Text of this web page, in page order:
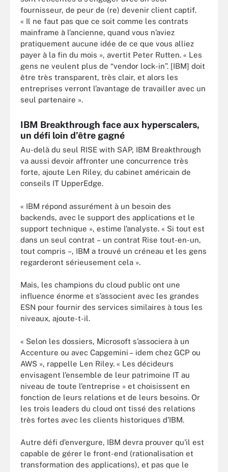
fournisseur, de peur de (re) devenir client captif.
« Il ne faut pas que ce soit comme les contrats
mainframe à l’ancienne, quand vous n’aviez
pratiquement aucune idée de ce que vous alliez
payer à la fin du mois », avertit Peter Rutten. « Les
gens ne veulent plus de “vendor lock-in”. [IBM] doit
être très transparent, très clair, et alors les
entreprises verront l’avantage de travailler avec un
seul partenaire ».
IBM Breakthrough face aux hyperscalers,
un défi loin d’être gagné
Au-delà du seul RISE with SAP, IBM Breakthrough
va aussi devoir affronter une concurrence très
forte, ajoute Len Riley, du cabinet américain de
conseils IT UpperEdge.
« IBM répond assurément à un besoin des
backends, avec le support des applications et le
support technique », estime l’analyste. « Si tout est
dans un seul contrat – un contrat Rise tout-en-un,
tout compris –, IBM a trouvé un créneau et les gens
regarderont sérieusement cela ».
Mais, les champions du cloud public ont une
influence énorme et s’associent avec les grandes
ESN pour fournir des services similaires à tous les
niveaux, ajoute-t-il.
« Selon les dossiers, Microsoft s’associera à un
Accenture ou avec Capgemini – idem chez GCP ou
AWS », rappelle Len Riley. « Les décideurs
envisagent l’ensemble de leur patrimoine IT au
niveau de toute l’entreprise » et choisissent en
fonction de leurs relations et de leurs besoins. Or
les trois leaders du cloud ont tissé des relations
très fortes avec les clients historiques d’IBM.
Autre défi d’envergure, IBM devra prouver qu'il est
capable de gérer le front-end (rationalisation et
transformation des applications), et pas que le